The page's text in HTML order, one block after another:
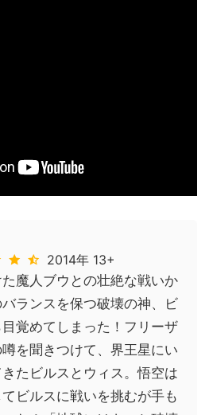
2014年 13+
魔人ブウとの壮絶な戦いか
ランスを保つ破壊の神、ビ
覚めてしまった！フリーザ
を聞きつけて、界王星にい
たビルスとウィス。悟空は
ビルスに戦いを挑むが手も